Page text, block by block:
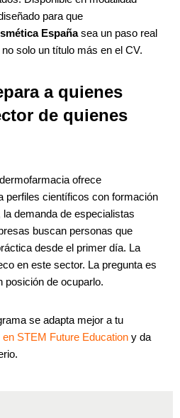
para que
Españasea un paso real
solo un título más en el CV.
a quienes
de quienes
ofrece
perfiles científicos con formación
demanda de especialistas
buscan personas que
desde el primer día. La
en este sector. La pregunta es
posición de ocuparlo.
se adapta mejor a tu
STEM Future Education y da